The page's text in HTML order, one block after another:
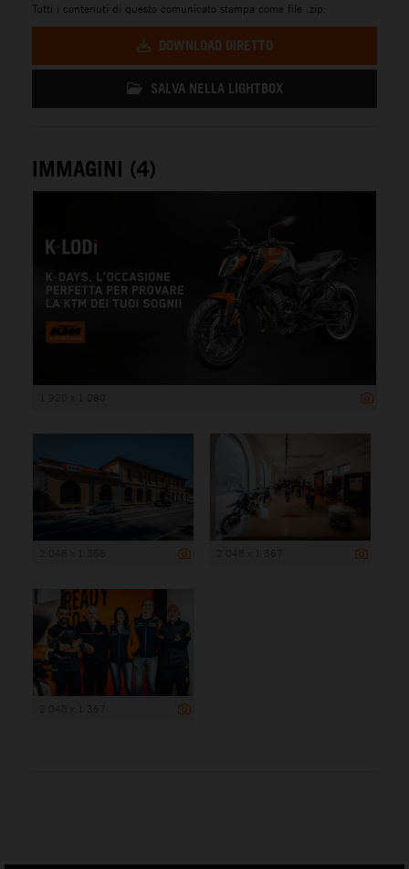
Tutti i contenuti di questo comunicato stampa come file .zip:
DOWNLOAD DIRETTO
SALVA NELLA LIGHTBOX
IMMAGINI (4)